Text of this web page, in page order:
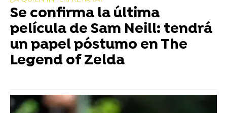
Se confirma la última
película de Sam Neill: tendrá
un papel póstumo en The
Legend of Zelda